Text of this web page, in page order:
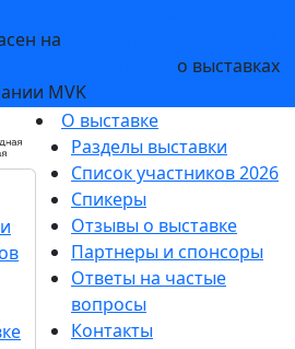
на
о выставках
MVK
О выставке
Разделы выставки
Список участников 2026
Спикеры
Отзывы о выставке
Партнеры и спонсоры
Ответы на частые
вопросы
Контакты